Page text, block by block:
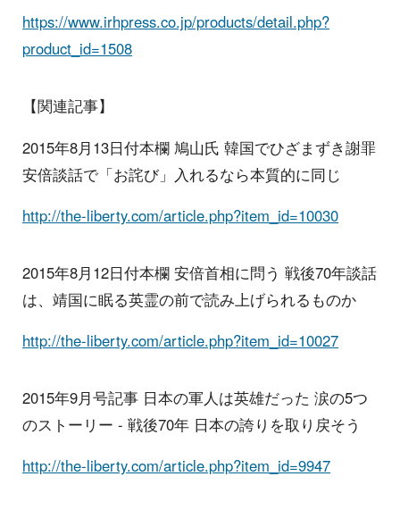
https://www.irhpress.co.jp/products/detail.php?
product_id=1508
【関連記事】
2015年8月13日付本欄 鳩山氏 韓国でひざまずき謝罪
安倍談話で「お詫び」入れるなら本質的に同じ
http://the-liberty.com/article.php?item_id=10030
2015年8月12日付本欄 安倍首相に問う 戦後70年談話
は、靖国に眠る英霊の前で読み上げられるものか
http://the-liberty.com/article.php?item_id=10027
2015年9月号記事 日本の軍人は英雄だった 涙の5つ
のストーリー - 戦後70年 日本の誇りを取り戻そう
http://the-liberty.com/article.php?item_id=9947